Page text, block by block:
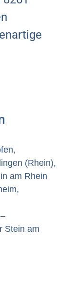
(Rhein),
am Rhein
Stein am